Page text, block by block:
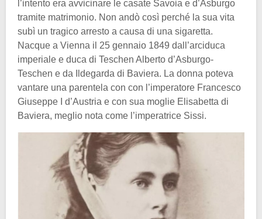
l’intento era avvicinare le casate Savoia e d’Asburgo
tramite matrimonio. Non andò così perché la sua vita
subì un tragico arresto a causa di una sigaretta.
Nacque a Vienna il 25 gennaio 1849 dall’arciduca
imperiale e duca di Teschen Alberto d’Asburgo-
Teschen e da Ildegarda di Baviera. La donna poteva
vantare una parentela con con l’imperatore Francesco
Giuseppe I d’Austria e con sua moglie Elisabetta di
Baviera, meglio nota come l’imperatrice Sissi.